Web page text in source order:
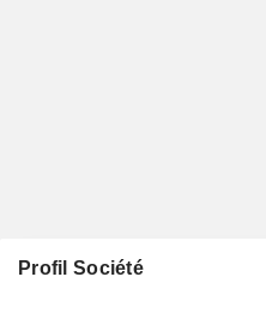
Profil Société